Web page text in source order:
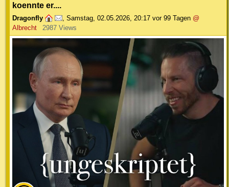
koennte er....
Dragonfly , Samstag, 02.05.2026, 20:17 vor 99 Tagen @
Albrecht
2987 Views